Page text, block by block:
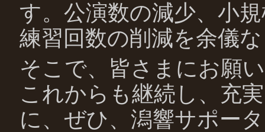
す。公演数の減少、小
練習回数の削減を余儀
そこで、皆さまにお願
これからも継続し、充
に、ぜひ、潟響サポー